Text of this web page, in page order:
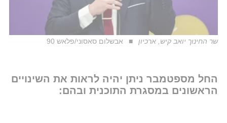
שר החינוך יואב קיש, ארכיון אבשלום סאסוני/פלאש 90
החל מספטמבר ניתן יהיה לראות את השינויים
הראשונים במסגרת התוכנית ובהם: